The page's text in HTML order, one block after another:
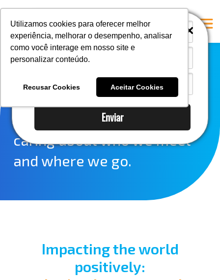
Enviar
Utilizamos cookies para oferecer melhor
experiência, melhorar o desempenho, analisar
como você interage em nosso site e
personalizar conteúdo.
Recusar Cookies Aceitar Cookies
i
i
A Mastersul
#35 (no title)
Blog
Health and the
environment:
caring about who we meet
and where we go.
Impacting the world
positively: